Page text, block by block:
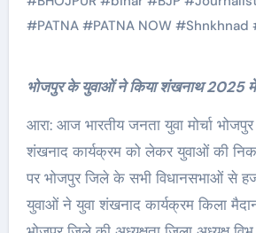
#PATNA#PATNA NOW #Shnkhnad
भोजपुर के युवाओं ने किया शंखनाथ 2025
आरा: आज भारतीय जनता युवा मोर्चा भोजपुर
शंखनाद कार्यक्रम को लेकर युवाओं की
पर भोजपुर जिले के सभी विधानसभाओं से
युवाओं ने युवा शंखनाद कार्यक्रम किला